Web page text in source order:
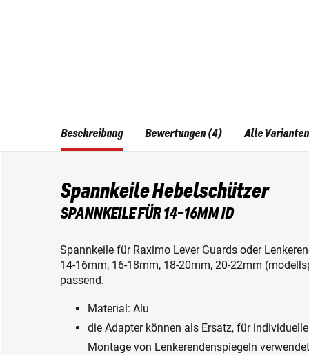
Beschreibung
Spannkeile Hebelschützer
SPANNKEILE FÜR 14-16MM ID
Spannkeile für Raximo Lever Guards oder
14-16mm, 16-18mm, 18-20mm, 20-22mm
passend.
Material: Alu
die Adapter können als Ersatz, für
Montage von Lenkerendenspiegeln
Bewertungen (4) Alle Varianten